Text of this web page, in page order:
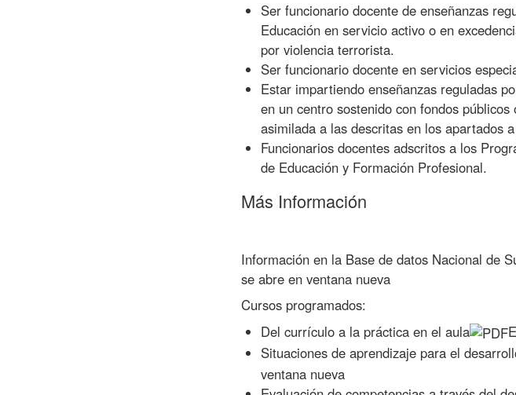
Ser funcionario docente de enseñanzas
Educación en servicio activo o en
por violencia terrorista.
Ser funcionario docente en servicios
Estar impartiendo enseñanzas reguladas
en un centro sostenido con fondos
asimilada a las descritas en los apartados
Funcionarios docentes adscritos a los
de Educación y Formación Profesional.
Más Información
Información en la Base de datos Nacional de
se abre en ventana nueva
Cursos programados:
Del currículo a la práctica en el aula
Situaciones de aprendizaje para el
ventana nueva